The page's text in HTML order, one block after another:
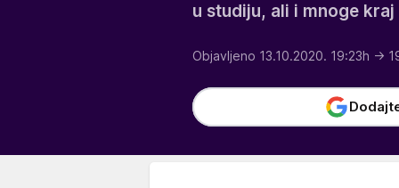
u studiju, ali i mnoge kraj
Objavljeno 13.10.2020. 19:23h →